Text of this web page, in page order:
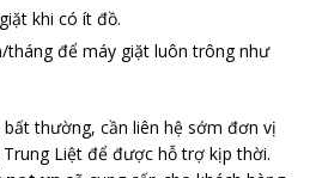
khi có ít đồ.
tháng để máy giặt luôn trông như
thường, cần liên hệ sớm đơn vị
Liệt để được hỗ trợ kịp thời.